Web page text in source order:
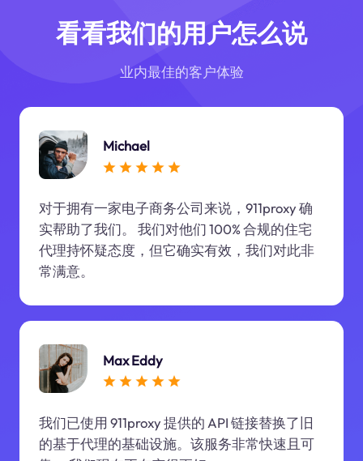
看看我们的用户怎么说
业内最佳的客户体验
Michael
对于拥有一家电子商务公司来说，911proxy 确
实帮助了我们。 我们对他们 100% 合规的住宅
代理持怀疑态度，但它确实有效，我们对此非
常满意。
Max Eddy
我们已使用 911proxy 提供的 API 链接替换了旧
的基于代理的基础设施。该服务非常快速且可